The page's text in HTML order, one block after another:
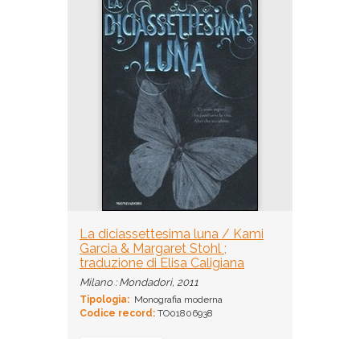
La diciassettesima luna / Kami
Garcia & Margaret Stohl ;
traduzione di Elisa Caligiana
Milano : Mondadori, 2011
Tipologia: Monografia moderna
Codice record: TO01806938